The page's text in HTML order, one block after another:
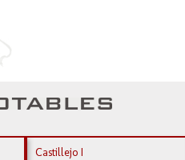
Castillejo I